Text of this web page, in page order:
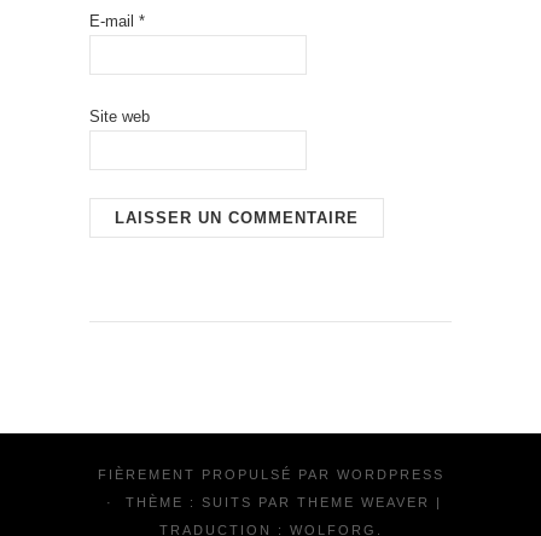
E-mail *
Site web
FIÈREMENT PROPULSÉ PAR WORDPRESS
·
THÈME : SUITS PAR THEME WEAVER
TRADUCTION : WOLFORG .